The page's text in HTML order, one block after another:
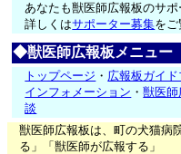
あなたも獣医師広報板のサポ
詳しくはサポーター募集をご
◆獣医師広報板メニュー
トップページ ・ 広報板ガイド
インフォメーション ・獣医
談
獣医師広報板は、町の犬猫病
る」「獣医師が広報する」